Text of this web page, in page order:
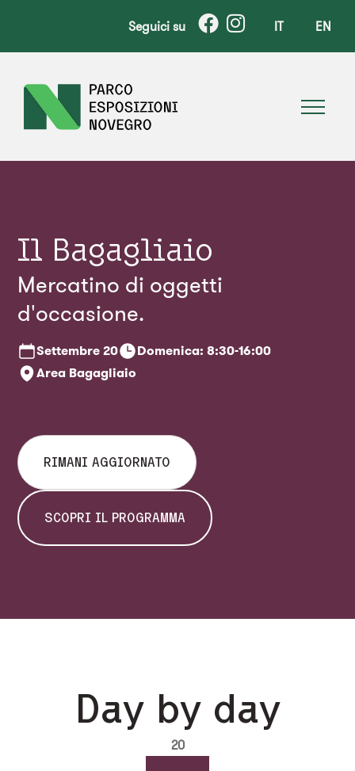
Seguici su IT EN
Il Bagagliaio
Mercatino di oggetti
d'occasione.
Settembre20
Domenica: 8:30-16:00
Area Bagagliaio
RIMANI AGGIORNATO
SCOPRI IL PROGRAMMA
Day by day
20